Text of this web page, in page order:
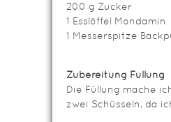
200 g Zucker
1 Esslöffel Mondamin
1 Messerspitze
Zubereitung Füllung
Die Füllung mache
zwei Schüsseln, da